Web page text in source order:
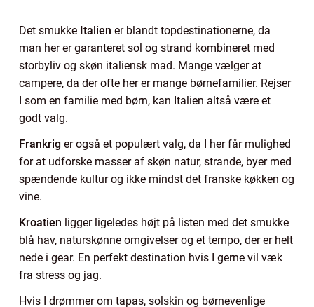
Det smukke Italien er blandt topdestinationerne, da
man her er garanteret sol og strand kombineret med
storbyliv og skøn italiensk mad. Mange vælger at
campere, da der ofte her er mange børnefamilier. Rejser
I som en familie med børn, kan Italien altså være et
godt valg.
Frankrig er også et populært valg, da I her får mulighed
for at udforske masser af skøn natur, strande, byer med
spændende kultur og ikke mindst det franske køkken og
vine.
Kroatien ligger ligeledes højt på listen med det smukke
blå hav, naturskønne omgivelser og et tempo, der er helt
nede i gear. En perfekt destination hvis I gerne vil væk
fra stress og jag.
Hvis I drømmer om tapas, solskin og børnevenlige